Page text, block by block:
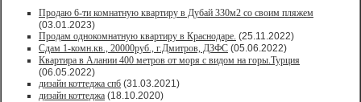
Продаю 6-ти комнатную квартиру в Дубай 330м2 со своим пляжем
(03.01.2023)
Продам однокомнатную квартиру в Краснодаре. (25.11.2022)
Сдам 1-комн.кв., 20000руб., г.Дмитров, ДЗФС (05.06.2022)
Квартира в Алании 400 метров от моря с видом на горы.Турция
(06.05.2022)
дизайн коттеджа спб (31.03.2021)
дизайн коттеджа (18.10.2020)